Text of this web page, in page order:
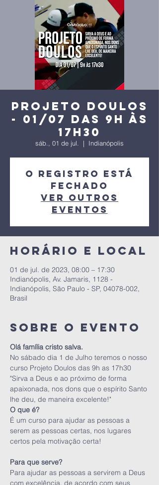
Projeto Doulos
- 01/07 das 9h às
17h30
sáb., 01 de jul.
  |
Indianópolis
O registro está
fechado
Ver outros
eventos
Horário e local
01 de jul. de 2023, 08:00 – 17:30
Indianópolis, Av. Jamaris, 1128 -
Indianópolis, São Paulo - SP, 04078-002,
Brasil
Sobre o evento
Olá família cristo salva.
No sábado dia 1 de Julho teremos o nosso
curso Projeto Doulos das 9h as 17h30
"Sirva a Deus e ao próximo de forma
apaixonada, nos dons que o espírito Santo
lhe deu, de maneira excelente!"
O que é?
É um curso para ajudar as pessoas a
serem as pessoas certas, nos lugares
certos pela motivação certa!
Para ajudar as pessoas a servirem a Deus
com excelência, de acordo com seus